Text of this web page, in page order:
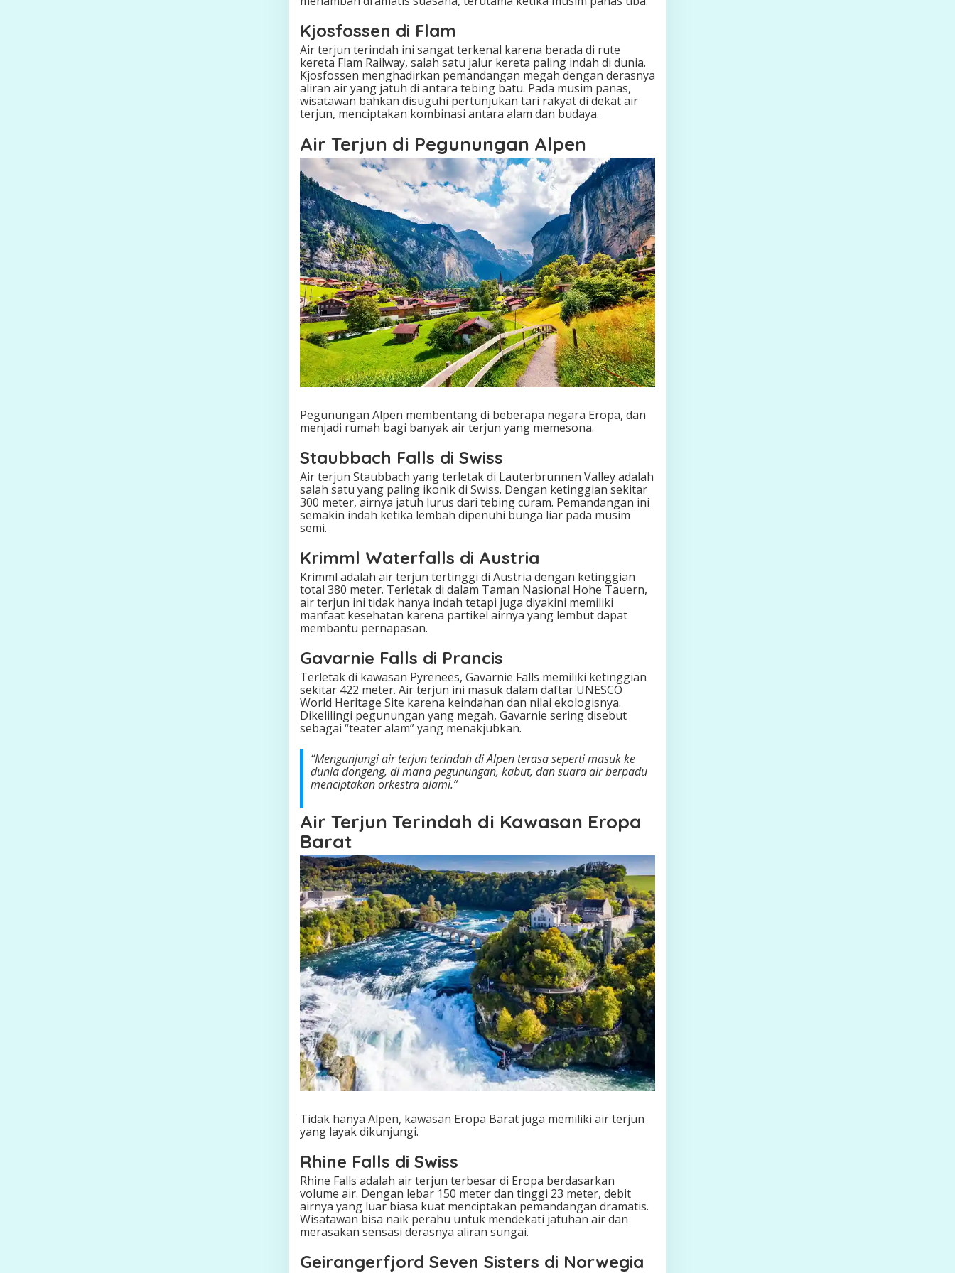
Kjosfossen di Flam
Air terjun terindah ini sangat terkenal karena berada di rute
kereta Flam Railway, salah satu jalur kereta paling indah di dunia.
Kjosfossen menghadirkan pemandangan megah dengan derasnya
aliran air yang jatuh di antara tebing batu. Pada musim panas,
wisatawan bahkan disuguhi pertunjukan tari rakyat di dekat air
terjun, menciptakan kombinasi antara alam dan budaya.
Air Terjun di Pegunungan Alpen
Pegunungan Alpen membentang di beberapa negara Eropa, dan
menjadi rumah bagi banyak air terjun yang memesona.
Staubbach Falls di Swiss
Air terjun Staubbach yang terletak di Lauterbrunnen Valley adalah
salah satu yang paling ikonik di Swiss. Dengan ketinggian sekitar
300 meter, airnya jatuh lurus dari tebing curam. Pemandangan ini
semakin indah ketika lembah dipenuhi bunga liar pada musim
semi.
Krimml Waterfalls di Austria
Krimml adalah air terjun tertinggi di Austria dengan ketinggian
total 380 meter. Terletak di dalam Taman Nasional Hohe Tauern,
air terjun ini tidak hanya indah tetapi juga diyakini memiliki
manfaat kesehatan karena partikel airnya yang lembut dapat
membantu pernapasan.
Gavarnie Falls di Prancis
Terletak di kawasan Pyrenees, Gavarnie Falls memiliki ketinggian
sekitar 422 meter. Air terjun ini masuk dalam daftar UNESCO
World Heritage Site karena keindahan dan nilai ekologisnya.
Dikelilingi pegunungan yang megah, Gavarnie sering disebut
sebagai “teater alam” yang menakjubkan.
“Mengunjungi air terjun terindah di Alpen terasa seperti masuk ke
dunia dongeng, di mana pegunungan, kabut, dan suara air berpadu
menciptakan orkestra alami.”
Air Terjun Terindah di Kawasan Eropa
Barat
Tidak hanya Alpen, kawasan Eropa Barat juga memiliki air terjun
yang layak dikunjungi.
Rhine Falls di Swiss
Rhine Falls adalah air terjun terbesar di Eropa berdasarkan
volume air. Dengan lebar 150 meter dan tinggi 23 meter, debit
airnya yang luar biasa kuat menciptakan pemandangan dramatis.
Wisatawan bisa naik perahu untuk mendekati jatuhan air dan
merasakan sensasi derasnya aliran sungai.
Geirangerfjord Seven Sisters di Norwegia